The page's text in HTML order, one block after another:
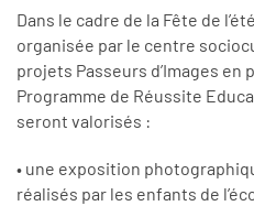
Dans le cadre de la Fête de
organisée par le centre
projets Passeurs d’Images en
Programme de Réussite
seront valorisés :
• une exposition
réalisés par les enfants de